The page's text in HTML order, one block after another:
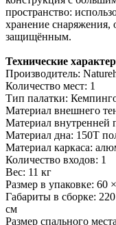
пространство:
хранение снаряжения,
защищённым.
Технические
Производитель:
Количество мест: 1
Тип палатки:
Материал внешнего
Материал внутренней
Материал дна: 150T
Материал каркаса:
Количество входов: 1
Вес: 11 кг
Размер в упаковке: 60
Габариты в сборке:
см
Размер спального